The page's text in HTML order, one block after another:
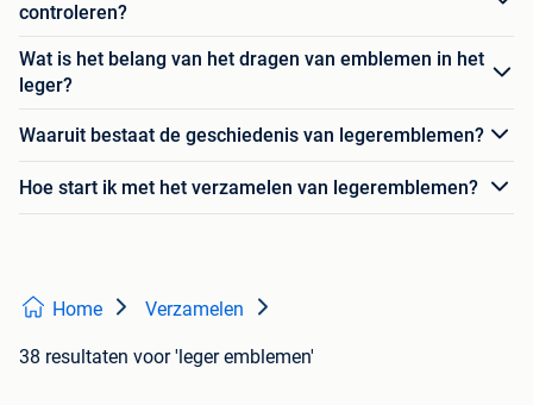
controleren?
Wat is het belang van het dragen van emblemen in het
leger?
Waaruit bestaat de geschiedenis van legeremblemen?
Hoe start ik met het verzamelen van legeremblemen?
Home Verzamelen
38 resultaten voor 'leger emblemen'